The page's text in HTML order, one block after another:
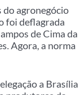
do agronegócio
foi deflagrada
de Cima da
Agora, a norma
a Brasília